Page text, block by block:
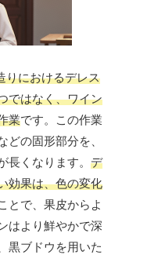
りにおけるデレス
ではなく、ワイン
業です。この作業
どの固形部分を、
長くなります。 デ
効果は、色の変化
とで、果皮からよ
はより鮮やかで深
黒ブドウを用いた